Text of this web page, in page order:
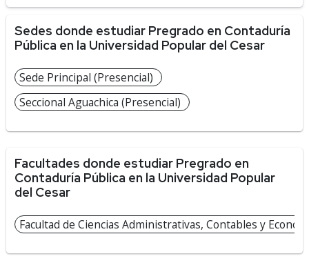
Sedes donde estudiar Pregrado en Contaduría
Pública en la Universidad Popular del Cesar
Sede Principal (Presencial)
Seccional Aguachica (Presencial)
Facultades donde estudiar Pregrado en
Contaduría Pública en la Universidad Popular
del Cesar
Facultad de Ciencias Administrativas, Contables y